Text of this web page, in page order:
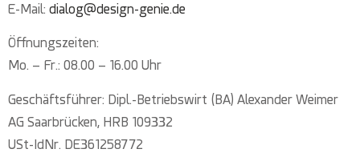
E-Mail: dialog@design-genie.de
Öffnungszeiten:
Mo. – Fr.: 08.00 – 16.00 Uhr
Geschäftsführer: Dipl.-Betriebswirt (BA) Alexander Weimer
AG Saarbrücken, HRB 109332
USt-IdNr. DE361258772